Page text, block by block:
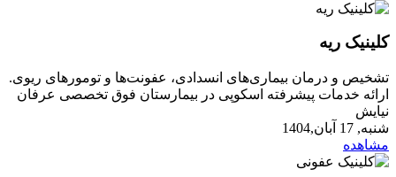
کلینیک ریه
تشخیص و درمان بیماری‌های انسدادی، عفونت‌ها و تومورهای ریوی.
ارائه خدمات پیشرفته اسکوپی در بیمارستان فوق تخصصی عرفان
نیایش
شنبه, 17 آبان,1404
مشاهده